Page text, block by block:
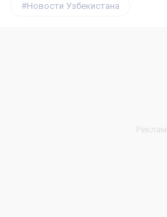
Новости Узбекистана